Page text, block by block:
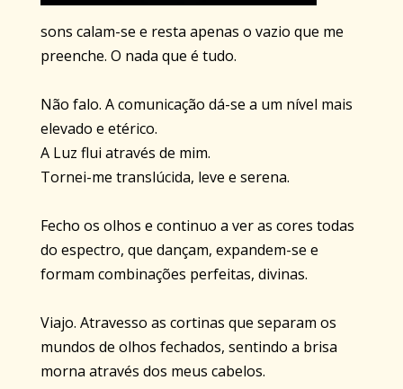
sons calam-se e resta apenas o vazio que me
preenche. O nada que é tudo.
Não falo. A comunicação dá-se a um nível mais
elevado e etérico.
A Luz flui através de mim.
Tornei-me translúcida, leve e serena.
Fecho os olhos e continuo a ver as cores todas
do espectro, que dançam, expandem-se e
formam combinações perfeitas, divinas.
Viajo. Atravesso as cortinas que separam os
mundos de olhos fechados, sentindo a brisa
morna através dos meus cabelos.